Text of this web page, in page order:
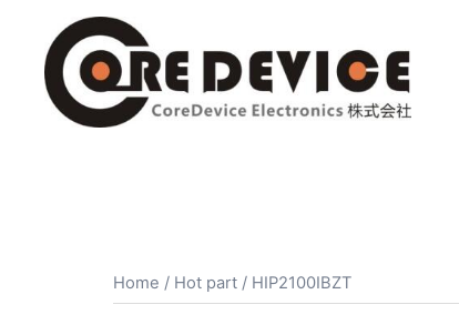
Home / Hot part / HIP2100IBZT